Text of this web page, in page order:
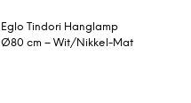
Eglo Tindori Hanglamp
Ø80 cm – Wit/Nikkel-Mat